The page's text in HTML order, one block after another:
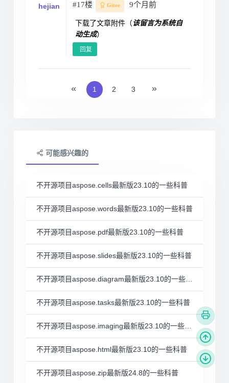
hejian #17楼 Gitee 9个月前
下载了文章附件（该留言为系统自
动生成）
回复
1 2 3
可能感兴趣的
不开源项目aspose.cells最新版23.10的一些科普
不开源项目aspose.words最新版23.10的一些科普
不开源项目aspose.pdf最新版23.10的一些科普
不开源项目aspose.slides最新版23.10的一些科普
不开源项目aspose.tasks最新版23.10的一些科普
不开源项目aspose.html最新版23.10的一些科普
不开源项目aspose.zip最新版24.8的一些科普